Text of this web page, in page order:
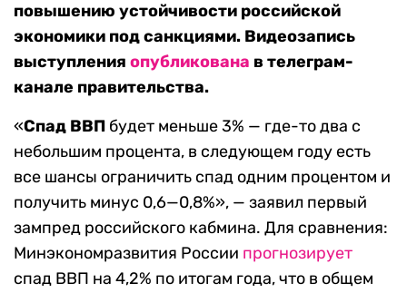
повышению устойчивости российской
экономики под санкциями. Видеозапись
выступления опубликована в телеграм-
канале правительства.
«Спад ВВП будет меньше 3% — где-то два с
небольшим процента, в следующем году есть
все шансы ограничить спад одним процентом и
получить минус 0,6—0,8%», — заявил первый
зампред российского кабмина. Для сравнения:
Минэкономразвития России прогнозирует
спад ВВП на 4,2% по итогам года, что в общем